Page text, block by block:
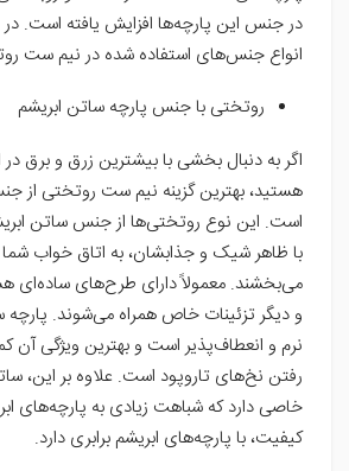
در جنس این پارچه‌ها افزایش یافته است. در
انواع جنس‌های استفاده شده در نیم ست
روتختی با جنس پارچه ساتن ابریشم
اگر به دنبال بخشی با بیشترین زرق و برق
هستید، بهترین گزینه نیم ست روتختی از
است. این نوع روتختی‌ها از جنس ساتن
با ظاهر شیک و جذابشان، به اتاق خواب
می‌بخشند. معمولاً دارای طرح‌های ساده‌ای
و دیگر تزئینات خاص همراه می‌شوند. پارچه
نرم و انعطاف‌پذیر است و بهترین ویژگی آن
رفتن نخ‌های تاروپود است. علاوه بر این،
خاصی دارد که شباهت زیادی به پارچه‌های
کیفیت، با پارچه‌های ابریشم برابری دارد.